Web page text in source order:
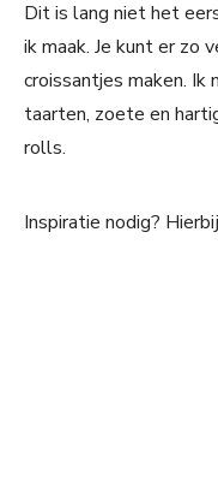
Dit is lang niet het
ik maak. Je kunt er zo
croissantjes maken. Ik
taarten, zoete en
rolls.
Inspiratie nodig?